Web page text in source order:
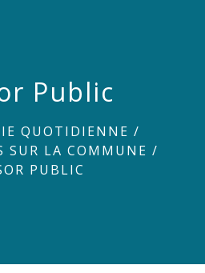
Public
QUOTIDIENNE /
SUR LA COMMUNE /
PUBLIC